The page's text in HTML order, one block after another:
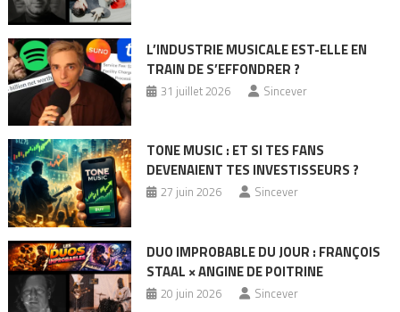
L’INDUSTRIE MUSICALE EST-ELLE EN
TRAIN DE S’EFFONDRER ?
31 juillet 2026 Sincever
TONE MUSIC : ET SI TES FANS
DEVENAIENT TES INVESTISSEURS ?
27 juin 2026 Sincever
DUO IMPROBABLE DU JOUR : FRANÇOIS
STAAL × ANGINE DE POITRINE
20 juin 2026 Sincever